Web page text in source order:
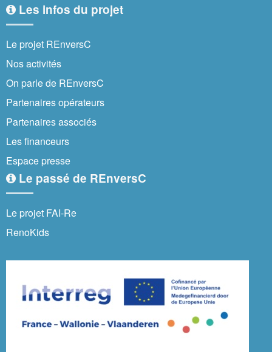
Les infos du projet
Le projet REnversC
Nos activités
On parle de REnversC
Partenaires opérateurs
Partenaires associés
Les financeurs
Espace presse
Le passé de REnversC
Le projet FAI-Re
RenoKids